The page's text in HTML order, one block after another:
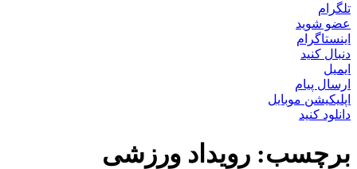
تلگرام
عضو شوید
اینستاگرام
دنبال کنید
ایمیل
ارسال پیام
اپلیکیشن موبایل
دانلود کنید
برچسب: رویداد ورزشی